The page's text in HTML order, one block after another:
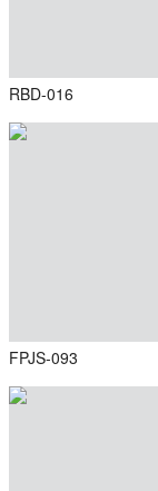
RBD-016
FPJS-093